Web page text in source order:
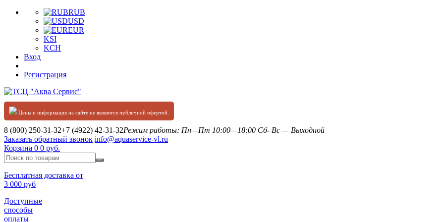
RUB
USD
EUR
KSI
KCH
Вход
Регистрация
Цены и информация на сайте не являются публичной офертой.
8 (800) 250-31-32+7 (4922) 42-31-32Режим работы: Пн—Пт 10:00—18:00 Сб- Вс — Выходной
Заказать обратный звонок info@aquaservice-vl.ru
Корзина 0 0 руб.
Бесплатная доставка от
3 000 руб
Доступные
способы
оплаты